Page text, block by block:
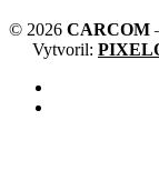
© 2026 CARCOM
Vytvoril: